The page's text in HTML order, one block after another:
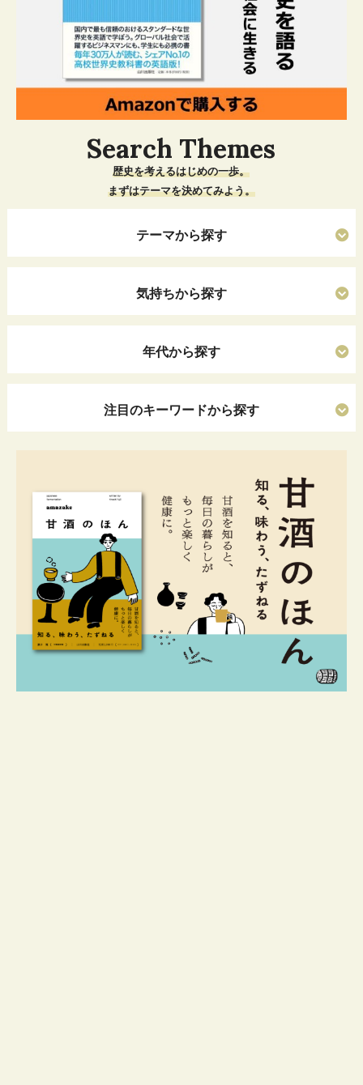
Search Themes
歴史を考えるはじめの一歩。
まずはテーマを決めてみよう。
テーマから探す
気持ちから探す
年代から探す
注目のキーワードから探す